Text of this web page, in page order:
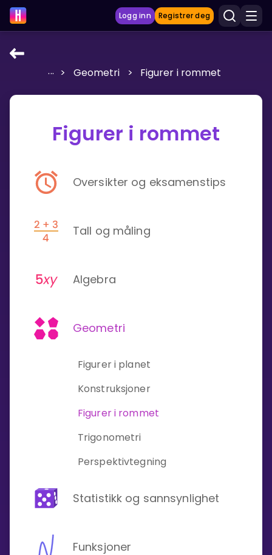
Logg inn Registrer deg
LÆRINGSVERKTØY
Privatundervisning
SPILL
Junior Matte
Inviter en venn
Velg læreplan
... > Geometri > Figurer i rommet
Figurer i rommet
Oversikter og eksamenstips
Tall og måling
Algebra
Geometri
Figurer i planet
Konstruksjoner
Figurer i rommet
Trigonometri
Perspektivtegning
Statistikk og sannsynlighet
Funksjoner